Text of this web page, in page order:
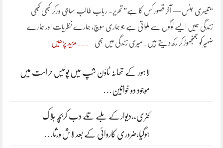
“تیسری جنس — آخر قصور کس کا ہے” تحریر- رباب طالب سماجی ورکر کبھی کبھی
زندگی ہمیں ایسے لوگوں سے ملواتی ہے جو ہماری سوچ، ہمارے نظریات اور ہمارے
ضمیر کو جھنجھوڑ کر رکھ دیتے ہیں۔ میری زندگی میں بھی
مزید پڑھیں
لاہور کے تھانہ ٹاؤن شپ میں پولیس حراست میں
موجود دو خواتین…
کنری،،دیوارکے ملبے تلے دب کربچہ ہلاک
ہوگیا،ضروری کاروائی کے بعد لاش ورثا…